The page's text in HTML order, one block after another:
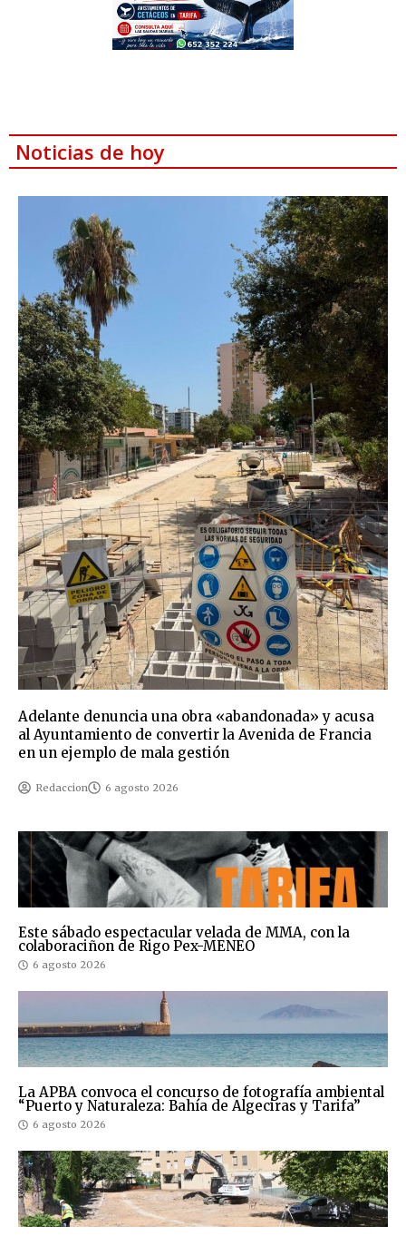
Noticias de hoy
Adelante denuncia una obra «abandonada» y acusa
al Ayuntamiento de convertir la Avenida de Francia
en un ejemplo de mala gestión
Redaccion 6 agosto 2026
Este sábado espectacular velada de MMA, con la
colaboraciñon de Rigo Pex-MENEO
6 agosto 2026
La APBA convoca el concurso de fotografía ambiental
“Puerto y Naturaleza: Bahía de Algeciras y Tarifa”
6 agosto 2026